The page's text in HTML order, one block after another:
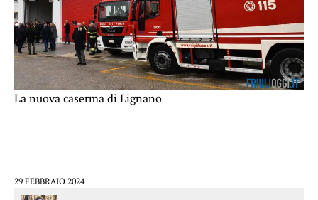
La nuova caserma di Lignano
29 FEBBRAIO 2024